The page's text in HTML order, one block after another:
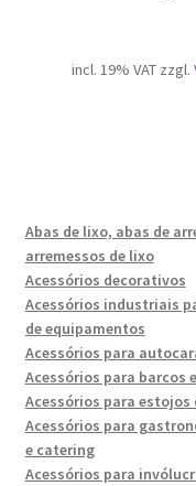
incl. 19% VAT zzgl.
Abas de lixo, abas de
arremessos de lixo
Acessórios decorativos
Acessórios industriais
de equipamentos
Acessórios para
Acessórios para barcos
Acessórios para estojos
Acessórios para
e catering
Acessórios para